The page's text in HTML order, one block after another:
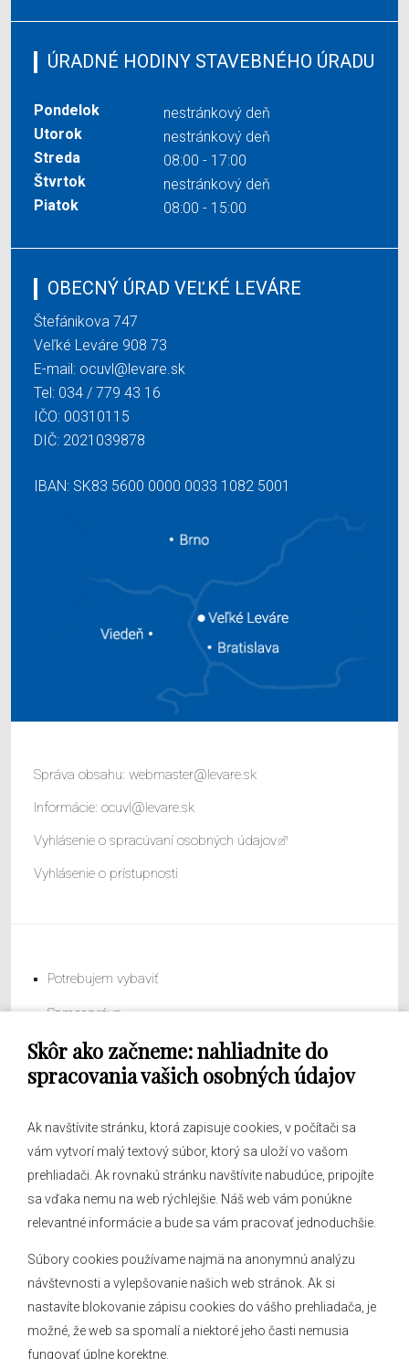
Skôr ako začneme: nahliadnite do
spracovania vašich osobných údajov
Ak navštívite stránku, ktorá zapisuje cookies, v počítači sa
vám vytvorí malý textový súbor, ktorý sa uloží vo vašom
prehliadači. Ak rovnakú stránku navštívite nabudúce, pripojíte
sa vďaka nemu na web rýchlejšie. Náš web vám ponúkne
relevantné informácie a bude sa vám pracovať jednoduchšie.
Súbory cookies používame najmä na anonymnú analýzu
návštevnosti a vylepšovanie našich web stránok. Ak si
nastavíte blokovanie zápisu cookies do vášho prehliadača, je
možné, že web sa spomalí a niektoré jeho časti nemusia
fungovať úplne korektne.
ÚRADNÉ HODINY STAVEBNÉHO ÚRADU
Pondelok
nestránkový deň
Utorok
nestránkový deň
Streda
08:00 - 17:00
Štvrtok
nestránkový deň
Piatok
08:00 - 15:00
OBECNÝ ÚRAD VEĽKÉ LEVÁRE
Štefánikova 747
Veľké Leváre 908 73
E-mail: ocuvl@levare.sk
Tel: 034 / 779 43 16
IČO: 00310115
DIČ: 2021039878
IBAN: SK83 5600 0000 0033 1082 5001
Správa obsahu: webmaster@levare.sk
Informácie: ocuvl@levare.sk
Vyhlásenie o spracúvaní osobných údajov
Vyhlásenie o prístupnosti
Potrebujem vybaviť
Samospráva
Obecný úrad
O obci
Hlásenia obecného rozhlasu
Kontakt